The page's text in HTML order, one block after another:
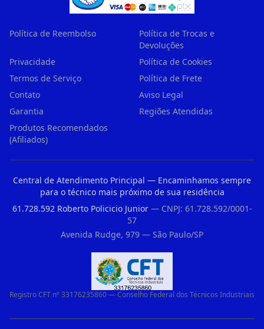
Política de Reembolso
Política de Trocas e
Devoluções
Privacidade
Política de Cookies
Termos de Serviço
Política de Frete
Contato
Aviso Legal
Garantia
Regiões Atendidas
Produtos Recomendados
(Afiliados)
Central de Atendimento Principal — Encaminhamos sempre
para o técnico mais próximo de sua residência
61.728.592 Roberto Policicio Junior— CNPJ: 61.728.592/0001-
57
Avenida Rudge, 979 — São Paulo/SP
Registro CFT nº 33176235860 — Conselho Federal dos Técnicos Industriais